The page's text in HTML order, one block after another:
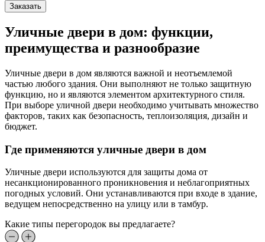
Заказать
Уличные двери в дом: функции,
преимущества и разнообразие
Уличные двери в дом являются важной и неотъемлемой
частью любого здания. Они выполняют не только защитную
функцию, но и являются элементом архитектурного стиля.
При выборе уличной двери необходимо учитывать множество
факторов, таких как безопасность, теплоизоляция, дизайн и
бюджет.
Где применяются уличные двери в дом
Уличные двери используются для защиты дома от
несанкционированного проникновения и неблагоприятных
погодных условий. Они устанавливаются при входе в здание,
ведущем непосредственно на улицу или в тамбур.
Какие типы перегородок вы предлагаете?